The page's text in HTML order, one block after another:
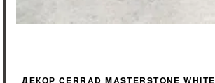
ДЕКОР CERRAD MASTERSTONE WHITE